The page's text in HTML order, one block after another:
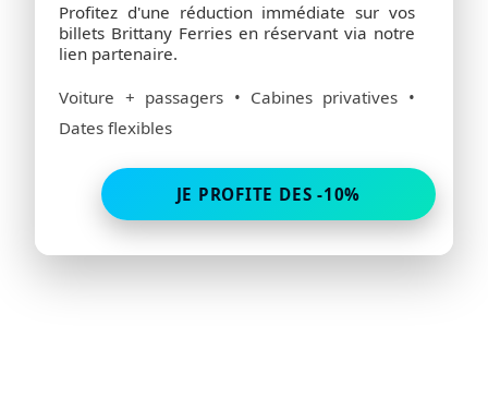
Profitez d'une réduction immédiate sur vos
billets Brittany Ferries en réservant via notre
lien partenaire.
Voiture + passagers • Cabines privatives •
Dates flexibles
JE PROFITE DES -10%